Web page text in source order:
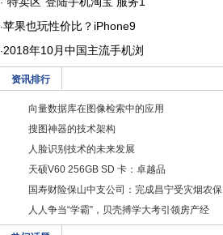
·
·苹果也玩性价比？iPhone9
·2018年10月中国主流手机浏
资讯排行
向量数据库在图像检索中的应用
搜图神器的技术架构
人脸识别技术的未来发展
天硕V60 256GB SD 卡：卓越品
国寿财险保山中支公司：完成昌宁受灾烟农保
人人争当“学霸”，贝壳搏学大考引领房产经